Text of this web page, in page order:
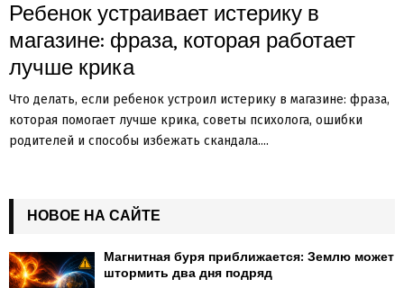
Ребенок устраивает истерику в
магазине: фраза, которая работает
лучше крика
Что делать, если ребенок устроил истерику в магазине: фраза,
которая помогает лучше крика, советы психолога, ошибки
родителей и способы избежать скандала....
НОВОЕ НА САЙТЕ
Магнитная буря приближается: Землю может
штормить два дня подряд